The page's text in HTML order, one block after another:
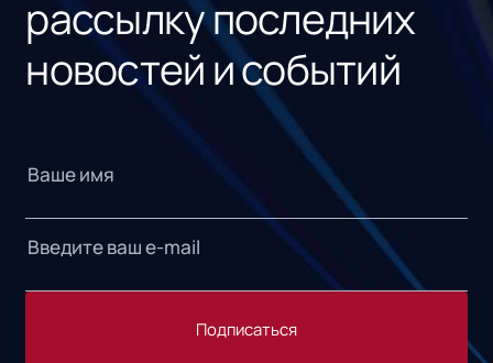
рассылку последних
новостей и событий
Подписаться